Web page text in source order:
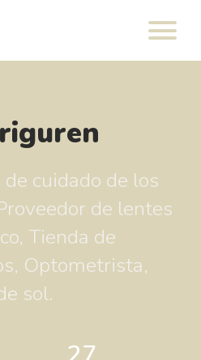
cuidado de los
de lentes
Tienda de
Optometrista,
sol.